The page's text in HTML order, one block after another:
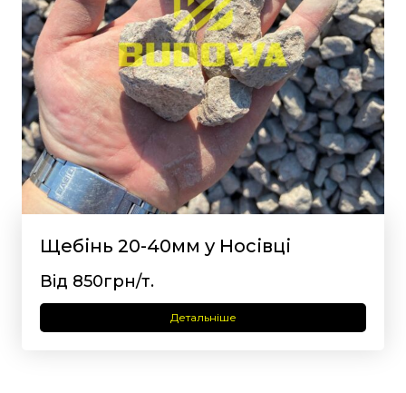
Щебінь 20-40мм у Носівці
Від 850грн/т.
Детальніше